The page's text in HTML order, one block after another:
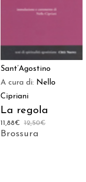
Sant’Agostino
A cura di: Nello
Cipriani
La regola
12,50€
11,88€
Brossura